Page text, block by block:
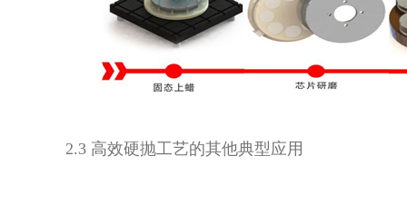
2.3 高效硬抛工艺的其他典型应用